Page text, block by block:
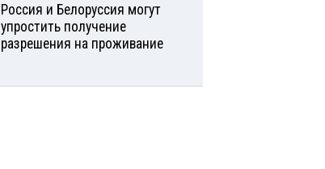
Россия и Белоруссия могут
упростить получение
разрешения на проживание